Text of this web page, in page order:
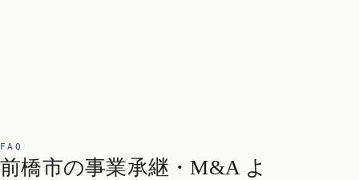
FAQ
前橋市の事業承継・M&A よ